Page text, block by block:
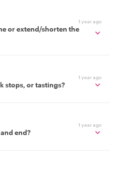
1 year ago
or extend/shorten the
1 year ago
stops, or tastings?
1 year ago
end?